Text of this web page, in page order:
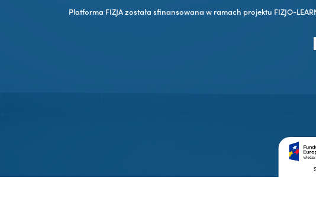
Platforma FIZJA została sfinansowana w ramach projektu FIZJO-